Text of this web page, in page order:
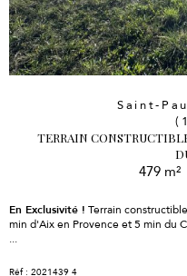
Saint-
TERRAIN
479 m²
En Exclusivité ! Terrain
min d'Aix en Provence et 5 min du
...
Réf : 2021439 4